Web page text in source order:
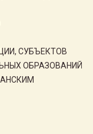
СУБЪЕКТОВ
ОБРАЗОВАНИЙ